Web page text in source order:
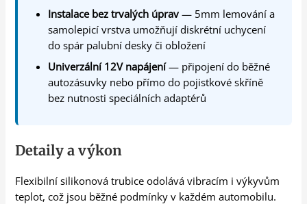
Instalace bez trvalých úprav — 5mm lemování a
samolepicí vrstva umožňují diskrétní uchycení
do spár palubní desky či obložení
Univerzální 12V napájení— připojení do běžné
autozásuvky nebo přímo do pojistkové skříně
bez nutnosti speciálních adaptérů
Detaily a výkon
Flexibilní silikonová trubice odolává vibracím i výkyvům
teplot, což jsou běžné podmínky v každém automobilu.